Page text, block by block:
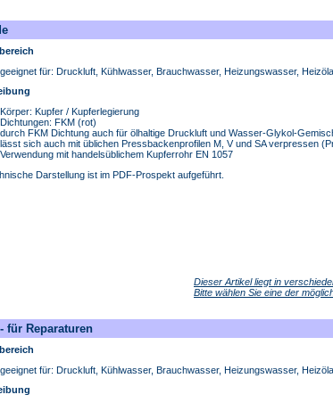
geeignet für: Druckluft, Kühlwasser, Brauchwasser, Heizungswasser,
Körper: Kupfer / Kupferlegierung
Dichtungen: FKM (rot)
durch FKM Dichtung auch für ölhaltige Druckluft und Wasser-Glykol-
lässt sich auch mit üblichen Pressbackenprofilen M, V und SA verpressen
Verwendung mit handelsüblichem Kupferrohr EN 1057
Darstellung ist im PDF-Prospekt aufgeführt.
Dieser Artikel liegt in
Bitte wählen Sie eine der
für Reparaturen
geeignet für: Druckluft, Kühlwasser, Brauchwasser, Heizungswasser,